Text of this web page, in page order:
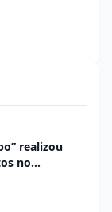
realizou
no